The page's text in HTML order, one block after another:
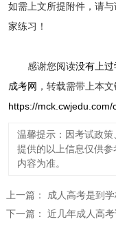
如需上文所提附件，请
家练习！
感谢您阅读没有上过
成考网 ，转载需带上本文
https://mck.cwjedu.com/
温馨提示：因考试政
提供的以上信息仅供
内容为准。
上一篇： 成人高考是到
下一篇： 近几年成人高